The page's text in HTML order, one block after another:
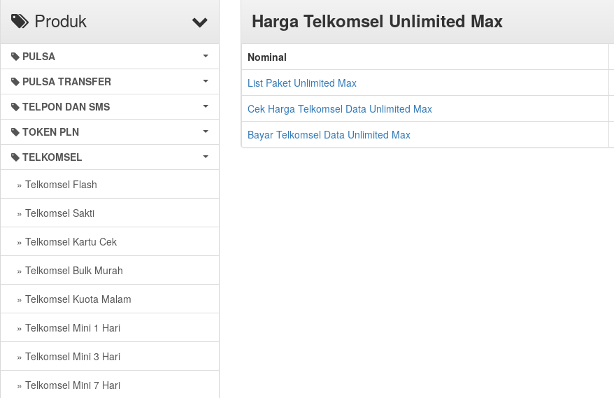
Produk
PULSA
PULSA TRANSFER
TELPON DAN SMS
TOKEN PLN
TELKOMSEL
» Telkomsel Flash
» Telkomsel Sakti
» Telkomsel Kartu Cek
» Telkomsel Bulk Murah
» Telkomsel Kuota Malam
» Telkomsel Mini 1 Hari
» Telkomsel Mini 3 Hari
» Telkomsel Mini 7 Hari
Harga Telkomsel Unlimited Max
Nominal
List Paket Unlimited Max
Cek Harga Telkomsel Data Unlimited Max
Bayar Telkomsel Data Unlimited Max